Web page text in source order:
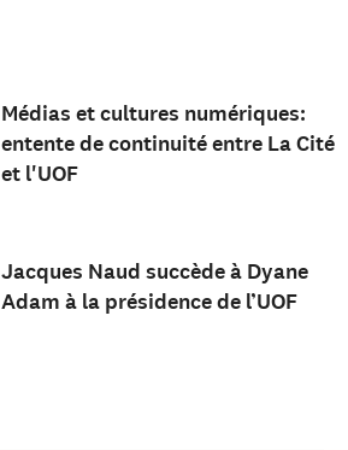
Médias et cultures numériques:
entente de continuité entre La Cité
et l'UOF
Jacques Naud succède à Dyane
Adam à la présidence de l’UOF